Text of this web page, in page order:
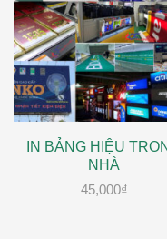
IN BẢNG HIỆU
NHÀ
45,000₫